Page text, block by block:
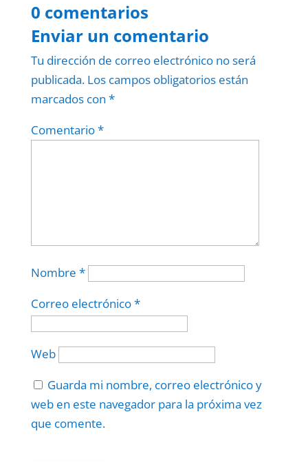
0 comentarios
Enviar un comentario
Tu dirección de correo electrónico no será
publicada. Los campos obligatorios están
marcados con *
Comentario*
Nombre *
Correo electrónico*
Web
Guarda mi nombre, correo electrónico y
web en este navegador para la próxima vez
que comente.